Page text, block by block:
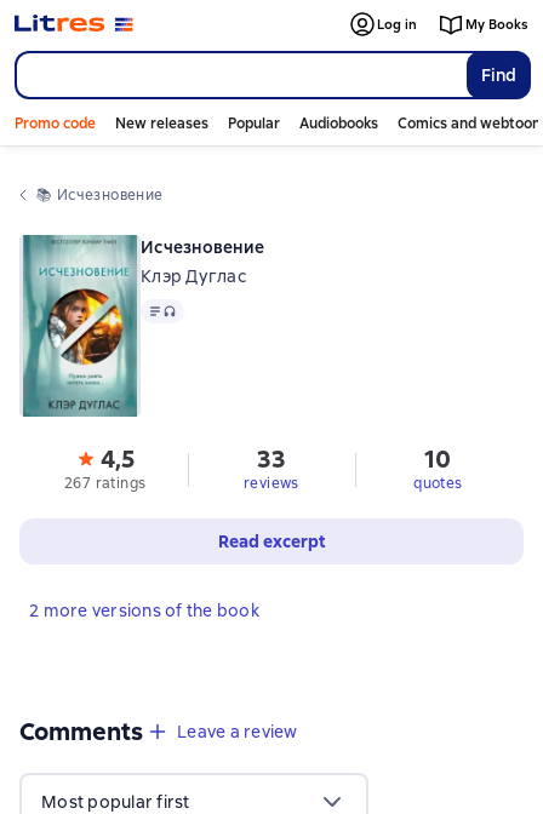
Find
Log in My Books
Promo code New releases Popular Audiobooks Comics and
📚 Исчезновение
Comments 33 reviews
Leave a review
Most popular first
Исчезновение
Клэр Дуглас
Text, audio format available
4,5
267 ratings
33
reviews
10
quotes
Read excerpt
2 more versions of the book